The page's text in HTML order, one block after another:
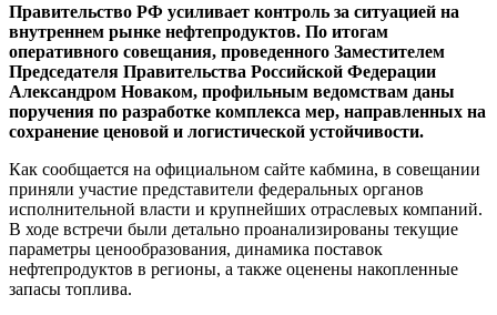
Правительство РФ усиливает контроль за ситуацией на
внутреннем рынке нефтепродуктов. По итогам
оперативного совещания, проведенного Заместителем
Председателя Правительства Российской Федерации
Александром Новаком, профильным ведомствам даны
поручения по разработке комплекса мер, направленных на
сохранение ценовой и логистической устойчивости.
Как сообщается на официальном сайте кабмина, в совещании
приняли участие представители федеральных органов
исполнительной власти и крупнейших отраслевых компаний.
В ходе встречи были детально проанализированы текущие
параметры ценообразования, динамика поставок
нефтепродуктов в регионы, а также оценены накопленные
запасы топлива.